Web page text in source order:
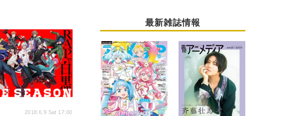
2018.6.9 Sat 17:00
最新雑誌情報